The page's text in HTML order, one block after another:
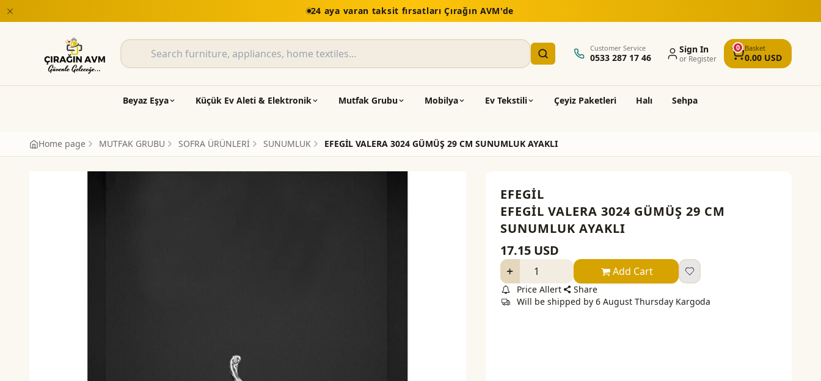
varan taksit fırsatları Çırağın AVM'de
Customer Service
0533 287 17 46
Sign In
or Register
0 Basket
0.00USD
Beyaz Eşya Küçük Ev Aleti & Elektronik Mutfak Grubu Mobilya Ev Tekstili Çeyi̇z Paketleri̇ Halı Sehpa
Home page MUTFAK GRUBU SOFRA ÜRÜNLERİ SUNUMLUK EFEGİL VALERA 3024 GÜMÜŞ 29 CM SUNUMLUK AYAKLI
EFEGİL
EFEGİL VALERA 3024 GÜMÜŞ 29 CM
SUNUMLUK AYAKLI
17.15 USD
Add Cart
Price Allert
Share
Will be shipped by 6 August Thursday Kargoda